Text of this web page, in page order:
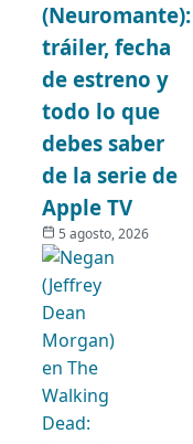
(Neuromante):
tráiler, fecha
de estreno y
todo lo que
debes saber
de la serie de
Apple TV
5 agosto, 2026